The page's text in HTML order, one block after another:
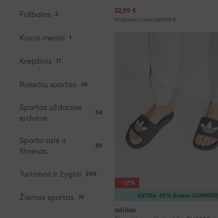
Futbolas Produktų skaičius:
3
Kovos menai Produktų skaičius:
1
Krepšinis Produktų skaičius:
11
Rakečių sportas Produktų skaičius:
36
Sportas uždarose
erdvėse
Produktų skaičius:
58
Sporto salė ir
fitnesas
Produktų skaičius:
89
Turizmas ir žygiai Produktų skaičius:
504
Žiemos sportas Produktų skaičius:
74
Dabartinė kaina
22,99 €
Mažiausia kaina27,99 €
EXTRA -15% Kodas: SUMMER
-17%
adidas